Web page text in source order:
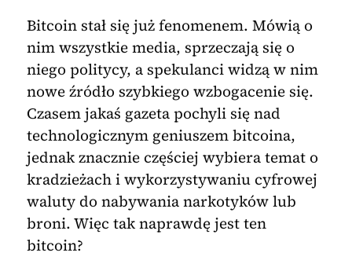
Bitcoin stał się już fenomenem. Mówią o
nim wszystkie media, sprzeczają się o
niego politycy, a spekulanci widzą w nim
nowe źródło szybkiego wzbogacenie się.
Czasem jakaś gazeta pochyli się nad
technologicznym geniuszem bitcoina,
jednak znacznie częściej wybiera temat o
kradzieżach i wykorzystywaniu cyfrowej
waluty do nabywania narkotyków lub
broni. Więc tak naprawdę jest ten
bitcoin?